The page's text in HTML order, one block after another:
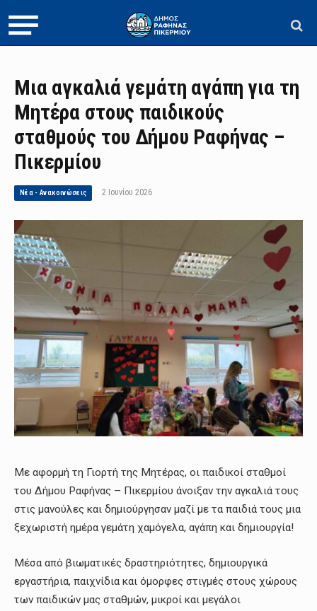
Μια αγκαλιά γεμάτη αγάπη για τη
Μητέρα στους παιδικούς
σταθμούς του Δήμου Ραφήνας –
Πικερμίου
Νέα - Ανακοινώσεις 2 Ιουνίου 2026
Με αφορμή τη Γιορτή της Μητέρας, οι παιδικοί σταθμοί
του Δήμου Ραφήνας – Πικερμίου άνοιξαν την αγκαλιά τους
στις μανούλες και δημιούργησαν μαζί με τα παιδιά τους μια
ξεχωριστή ημέρα γεμάτη χαμόγελα, αγάπη και δημιουργία!
Μέσα από βιωματικές δραστηριότητες, δημιουργικά
εργαστήρια, παιχνίδια και όμορφες στιγμές στους χώρους
των παιδικών μας σταθμών, μικροί και μεγάλοι